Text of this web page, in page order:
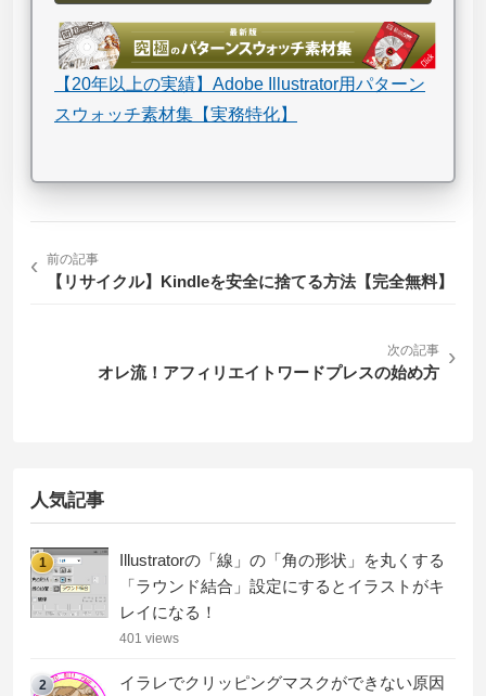
【20年以上の実績】Adobe Illustrator用パターン
スウォッチ素材集【実務特化】
‹ 前の記事
【リサイクル】Kindleを安全に捨てる方法【完全無料】
次の記事
オレ流！アフィリエイトワードプレスの始め方
›
人気記事
1
Illustratorの「線」の「角の形状」を丸くする
「ラウンド結合」設定にするとイラストがキ
レイになる！
401 views
2
イラレでクリッピングマスクができない原因